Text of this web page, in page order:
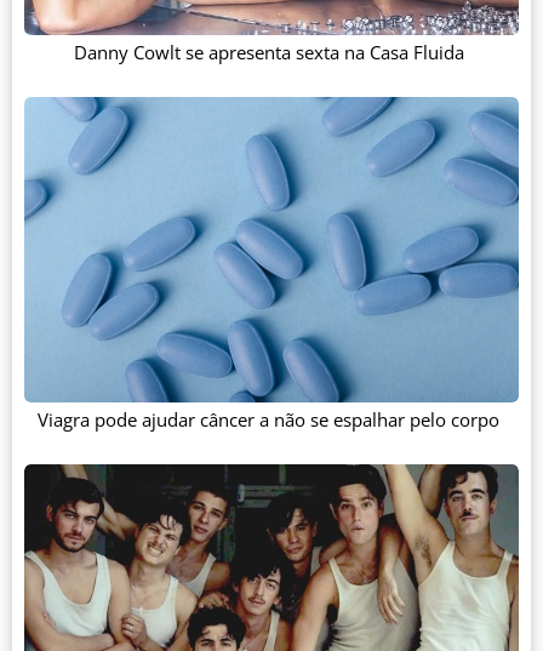
Danny Cowlt se apresenta sexta na Casa Fluida
Viagra pode ajudar câncer a não se espalhar pelo corpo